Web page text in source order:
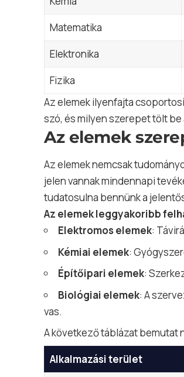
Matematika
Elektronika
Fizika
Az elemek ilyenfajta
szó, és milyen szerepet tölt
Az elemek
Az elemek nemcsak
jelen vannak mindennapi
tudatosulna bennünk a
Az elemek leggyakoribb
Elektromos elemek:
Kémiai elemek:
Építőipari elemek:
Biológiai elemek: A
vas.
A következő táblázat bemutat
Alkalmazási terület